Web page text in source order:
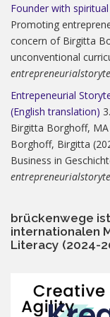
Founder with
Promoting
concern of Birgitta
unconventional
Entrepeneurial
(English translation)
Birgitta Borghoff,
Borghoff, Birgitta
Business in
brückenwege
internationalen
Literacy (2024-